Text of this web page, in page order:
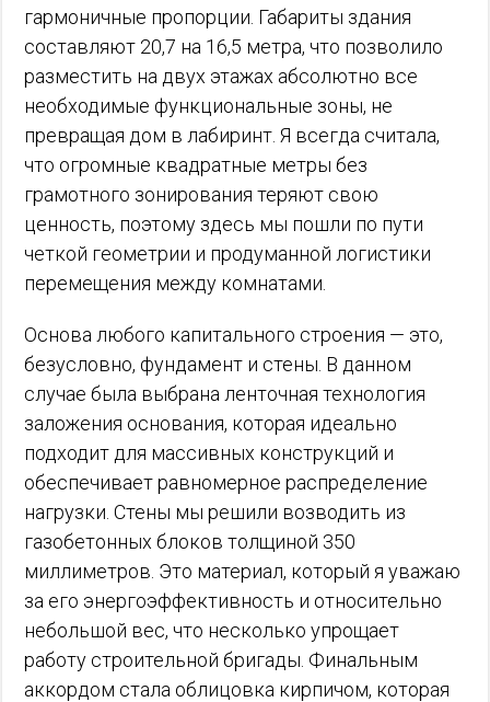
гармоничные пропорции. Габариты здания
составляют 20,7 на 16,5 метра, что позволило
разместить на двух этажах абсолютно все
необходимые функциональные зоны, не
превращая дом в лабиринт. Я всегда считала,
что огромные квадратные метры без
грамотного зонирования теряют свою
ценность, поэтому здесь мы пошли по пути
четкой геометрии и продуманной логистики
перемещения между комнатами.
Основа любого капитального строения — это,
безусловно, фундамент и стены. В данном
случае была выбрана ленточная технология
заложения основания, которая идеально
подходит для массивных конструкций и
обеспечивает равномерное распределение
нагрузки. Стены мы решили возводить из
газобетонных блоков толщиной 350
миллиметров. Это материал, который я уважаю
за его энергоэффективность и относительно
небольшой вес, что несколько упрощает
работу строительной бригады. Финальным
аккордом стала облицовка кирпичом, которая